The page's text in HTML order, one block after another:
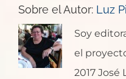
Sobre el Autor: Luz
Soy
el
2017 José